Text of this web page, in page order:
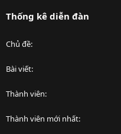
Thống kê diễn đàn
Chủ đề
Bài viết
Thành viên
Thành viên mới nhất